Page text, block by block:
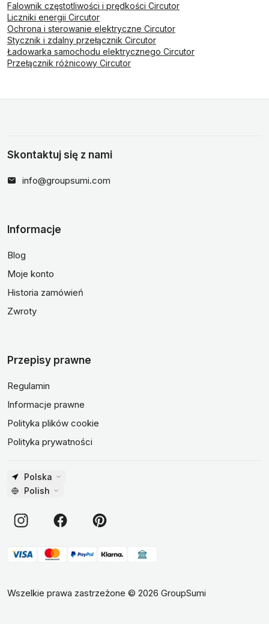
Falownik częstotliwości i prędkości Circutor
Liczniki energii Circutor
Ochrona i sterowanie elektryczne Circutor
Stycznik i zdalny przełącznik Circutor
Ładowarka samochodu elektrycznego Circutor
Przełącznik różnicowy Circutor
Skontaktuj się z nami
info@groupsumi.com
Informacje
Blog
Moje konto
Historia zamówień
Zwroty
Przepisy prawne
Regulamin
Informacje prawne
Polityka plików cookie
Polityka prywatności
Polska
Polish
Wszelkie prawa zastrzeżone © 2026 GroupSumi